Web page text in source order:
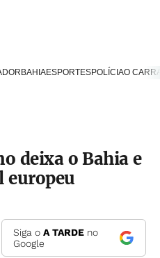
BAHIAESPORTESPOLÍCIAO
deixa o Bahia e
europeu
Siga oA TARDE no
Google